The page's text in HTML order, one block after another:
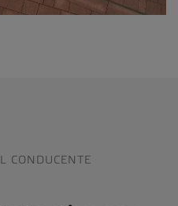
CONDUCENTE